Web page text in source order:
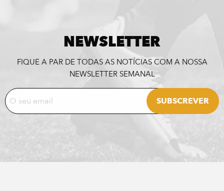
NEWSLETTER
FIQUE A PAR DE TODAS AS NOTÍCIAS COM A NOSSA
NEWSLETTER SEMANAL